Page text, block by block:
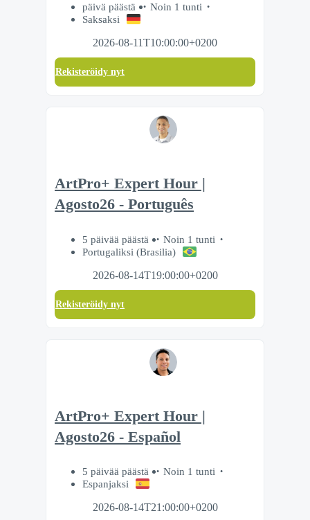
päivä päästä
Noin 1 tunti
Saksaksi
2026-08-11T10:00:00+0200
Rekisteröidy nyt
ArtPro+ Expert Hour |
Agosto26 - Português
5 päivää päästä
Noin 1 tunti
Portugaliksi (Brasilia)
2026-08-14T19:00:00+0200
Rekisteröidy nyt
ArtPro+ Expert Hour |
Agosto26 - Español
5 päivää päästä
Noin 1 tunti
Espanjaksi
2026-08-14T21:00:00+0200